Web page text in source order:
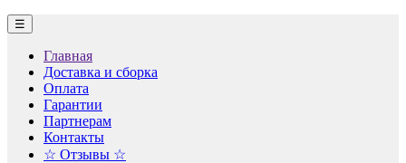
☰
Главная
Доставка и сборка
Оплата
Гарантии
Партнерам
Контакты
☆ Отзывы ☆